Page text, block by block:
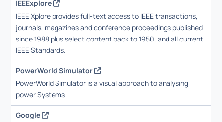
IEEExplore
IEEE Xplore provides full-text access to IEEE transactions,
journals, magazines and conference proceedings published
since 1988 plus select content back to 1950, and all current
IEEE Standards.
PowerWorld Simulator
PowerWorld Simulator is a visual approach to analysing
power Systems
Google